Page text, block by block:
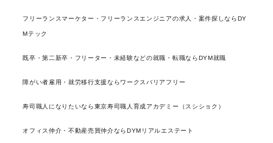
フリーランスマーケター・フリーランスエンジニアの求人・案件探しならDY
Mテック
既卒・第二新卒・フリーター・未経験などの就職・転職ならDYM就職
障がい者雇用・就労移行支援ならワークスバリアフリー
寿司職人になりたいなら東京寿司職人育成アカデミー（スシショク）
オフィス仲介・不動産売買仲介ならDYMリアルエステート